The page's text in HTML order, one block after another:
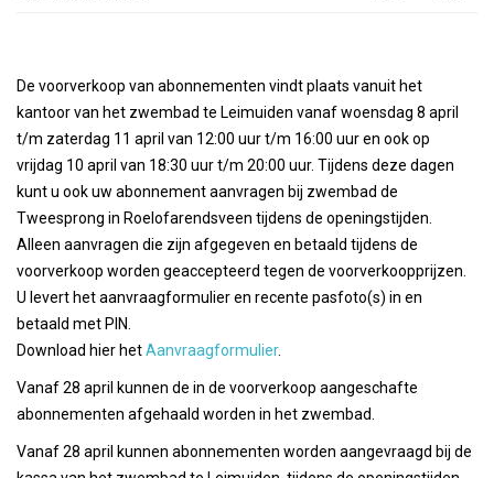
De voorverkoop van abonnementen vindt plaats vanuit het
kantoor van het zwembad te Leimuiden vanaf woensdag 8 april
t/m zaterdag 11 april van 12:00 uur t/m 16:00 uur en ook op
vrijdag 10 april van 18:30 uur t/m 20:00 uur. Tijdens deze dagen
kunt u ook uw abonnement aanvragen bij zwembad de
Tweesprong in Roelofarendsveen tijdens de openingstijden.
Alleen aanvragen die zijn afgegeven en betaald tijdens de
voorverkoop worden geaccepteerd tegen de voorverkoopprijzen.
U levert het aanvraagformulier en recente pasfoto(s) in en
betaald met PIN.
Download hier hetAanvraagformulier.
Vanaf 28 april kunnen de in de voorverkoop aangeschafte
abonnementen afgehaald worden in het zwembad.
Vanaf 28 april kunnen abonnementen worden aangevraagd bij de